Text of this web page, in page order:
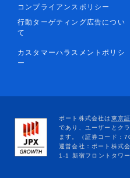
コンプライアンスポリシー
行動ターゲティング広告につい
て
カスタマーハラスメントポリシ
ー